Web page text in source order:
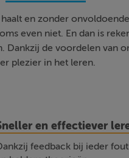
en zonder
even niet. En dan is
Dankzij de voordelen van
plezier in het leren.
en effectiever
feedback bij ieder